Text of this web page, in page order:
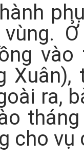
vào
ra,
cho vụ